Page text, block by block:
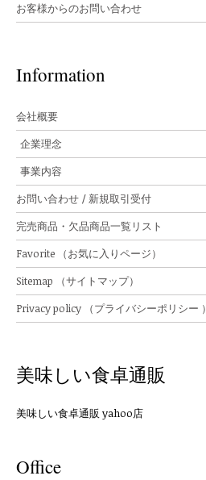
お客様からのお問い合わせ
Information
会社概要
企業理念
事業内容
お問い合わせ / 新規取引受付
完売商品・欠品商品一覧リスト
Favorite （お気に入りページ）
Sitemap （サイトマップ）
Privacy policy （プライバシーポリシー ）
美味しい食卓通販
美味しい食卓通販 yahoo店
Office